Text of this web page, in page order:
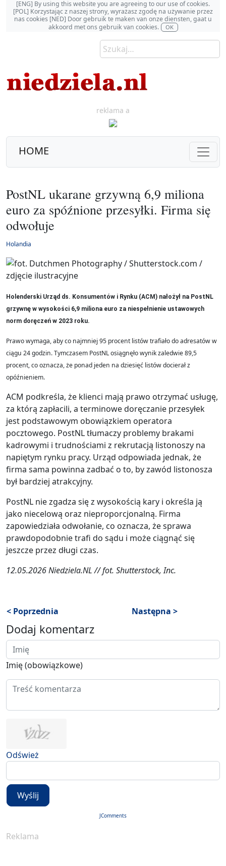
[ENG] By using this website you are agreeing to our use of cookies.
[POL] Korzystając z naszej strony, wyrażasz zgodę na używanie przez
nas cookies [NED] Door gebruik te maken van onze diensten, gaat u
akkoord met ons gebruik van cookies.
OK
reklama a
HOME
PostNL ukarane grzywną 6,9 miliona
euro za spóźnione przesyłki. Firma się
odwołuje
Holandia
Holenderski Urząd ds. Konsumentów i Rynku (ACM) nałożył na PostNL
grzywnę w wysokości 6,9 miliona euro za niespełnienie ustawowych
norm doręczeń w 2023 roku.
Prawo wymaga, aby co najmniej 95 procent listów trafiało do adresatów w
ciągu 24 godzin. Tymczasem PostNL osiągnęło wynik zaledwie 89,5
procent, co oznacza, że ponad jeden na dziesięć listów docierał z
opóźnieniem.
ACM podkreśla, że klienci mają prawo otrzymać usługę,
za którą zapłacili, a terminowe doręczanie przesyłek
jest podstawowym obowiązkiem operatora
pocztowego. PostNL tłumaczy problemy brakami
kadrowymi i trudnościami z rekrutacją listonoszy na
napiętym rynku pracy. Urząd odpowiada jednak, że
firma sama powinna zadbać o to, by zawód listonosza
był bardziej atrakcyjny.
PostNL nie zgadza się z wysokością kary i określa ją
jako niecelową oraz nieproporcjonalną. Firma
zapowiedziała odwołanie, co oznacza, że sprawa
prawdopodobnie trafi do sądu i może ciągnąć się
jeszcze przez długi czas.
12.05.2026 Niedziela.NL // fot. Shutterstock, Inc.
< Poprzednia Następna >
Dodaj komentarz
Imię (obowiązkowe)
Odśwież
Wyślij
JComments
Reklama